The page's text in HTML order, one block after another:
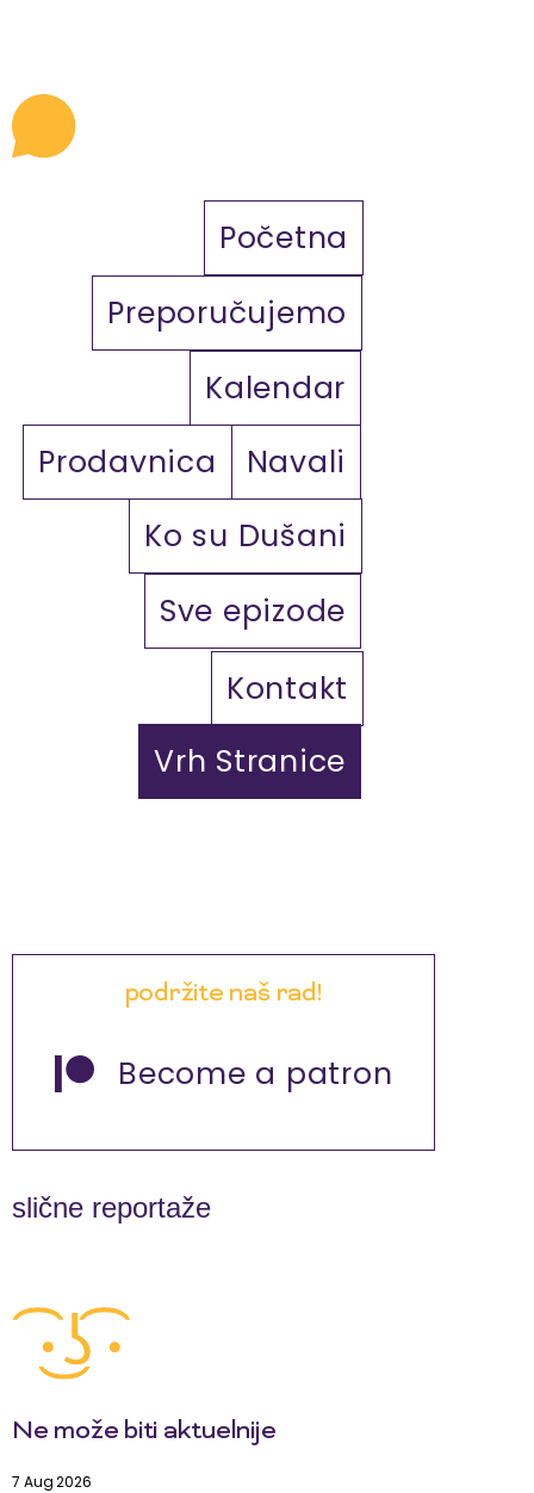
Početna
Preporučujemo
Kalendar
Prodavnica
Navali
Ko su Dušani
Sve epizode
Kontakt
Vrh Stranice
podržite naš rad!
Become a patron
slične reportaže
Ne može biti aktuelnije
7 Aug 2026